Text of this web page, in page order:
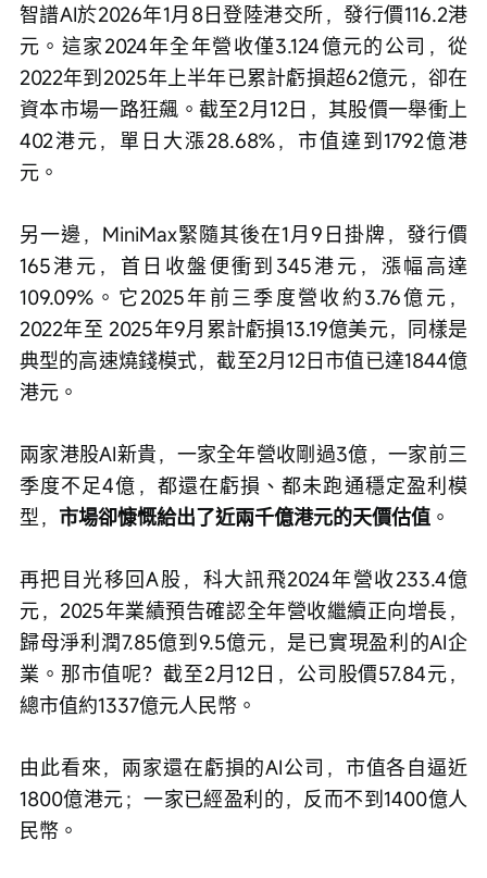
智譜AI於2026年1月8日登陸港交所，發行價116.2港
元。這家2024年全年營收僅3.124億元的公司，從
2022年到2025年上半年已累計虧損超62億元，卻在
資本市場一路狂飆。截至2月12日，其股價一舉衝上
402港元，單日大漲28.68%，市值達到1792億港
元。
另一邊，MiniMax緊隨其後在1月9日掛牌，發行價
165港元，首日收盤便衝到345港元，漲幅高達
109.09%。它2025年前三季度營收約3.76億元，
2022年至 2025年9月累計虧損13.19億美元，同樣是
典型的高速燒錢模式，截至2月12日市值已達1844億
港元。
兩家港股AI新貴，一家全年營收剛過3億，一家前三
季度不足4億，都還在虧損、都未跑通穩定盈利模
型， 市場卻慷慨給出了近兩千億港元的天價估值 。
再把目光移回A股，科大訊飛2024年營收233.4億
元，2025年業績預告確認全年營收繼續正向增長，
歸母淨利潤7.85億到9.5億元，是已實現盈利的AI企
業。那市值呢？截至2月12日，公司股價57.84元，
總市值約1337億元人民幣。
由此看來，兩家還在虧損的AI公司，市值各自逼近
1800億港元；一家已經盈利的，反而不到1400億人
民幣。